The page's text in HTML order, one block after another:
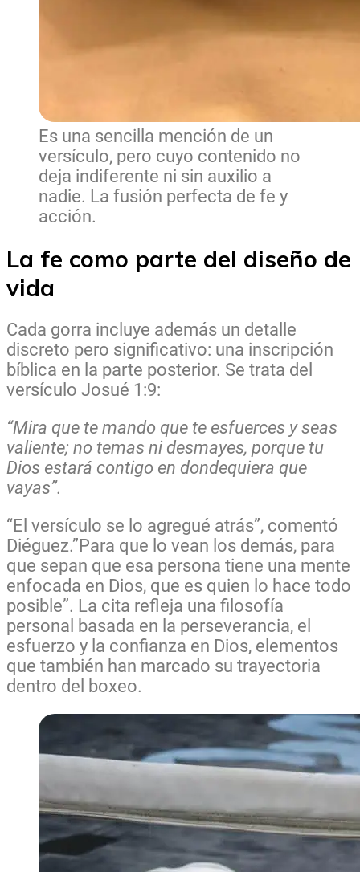
Es una sencilla mención de un
versículo, pero cuyo contenido no
deja indiferente ni sin auxilio a
nadie. La fusión perfecta de fe y
acción.
La fe como parte del diseño de
vida
Cada gorra incluye además un detalle
discreto pero significativo: una inscripción
bíblica en la parte posterior. Se trata del
versículo Josué 1:9:
“Mira que te mando que te esfuerces y seas
valiente; no temas ni desmayes, porque tu
Dios estará contigo en dondequiera que
vayas”.
“El versículo se lo agregué atrás”, comentó
Diéguez.”Para que lo vean los demás, para
que sepan que esa persona tiene una mente
enfocada en Dios, que es quien lo hace todo
posible”. La cita refleja una filosofía
personal basada en la perseverancia, el
esfuerzo y la confianza en Dios, elementos
que también han marcado su trayectoria
dentro del boxeo.